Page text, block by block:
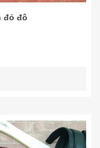
đỏ đô